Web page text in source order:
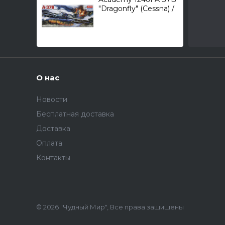
"Dragonfly" (Cessna) /
О нас
Новости
Бесплатная доставка
Доставка
Оплата
Контакты
© 2026 "Чудный Мир", Все права защищены